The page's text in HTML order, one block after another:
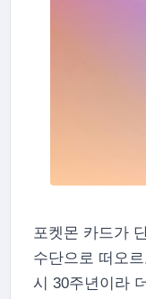
포켓몬 카드가
수단으로 떠오
시 30주년이라